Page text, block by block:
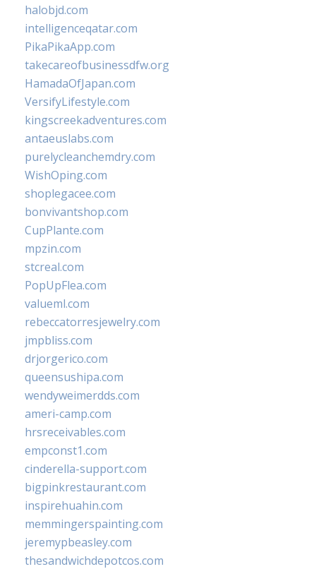
halobjd.com
intelligenceqatar.com
PikaPikaApp.com
takecareofbusinessdfw.org
HamadaOfJapan.com
VersifyLifestyle.com
kingscreekadventures.com
antaeuslabs.com
purelycleanchemdry.com
WishOping.com
shoplegacee.com
bonvivantshop.com
CupPlante.com
mpzin.com
stcreal.com
PopUpFlea.com
valueml.com
rebeccatorresjewelry.com
jmpbliss.com
drjorgerico.com
queensushipa.com
wendyweimerdds.com
ameri-camp.com
hrsreceivables.com
empconst1.com
cinderella-support.com
bigpinkrestaurant.com
inspirehuahin.com
memmingerspainting.com
jeremypbeasley.com
thesandwichdepotcos.com